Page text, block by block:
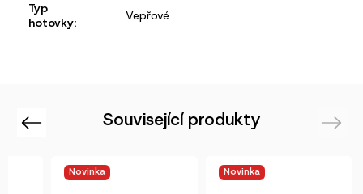
Typ
hotovky: Vepřové
Související produkty
Previous
Novinka Novinka
Next